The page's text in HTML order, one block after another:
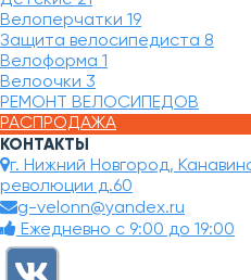
Велоперчатки 19
Защита велосипедиста 8
Велоформа 1
Велоочки 3
РЕМОНТ ВЕЛОСИПЕДОВ
РАСПРОДАЖА
КОНТАКТЫ
г. Нижний Новгород,
революции д.60
g-velonn@yandex.ru
Ежедневно с 9:00 до 19:00